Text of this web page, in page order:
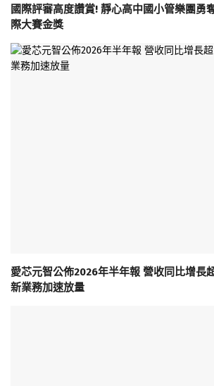
國際評審高度讚賞! 靜心高中國小管樂團勇
際大賽金獎
愛芯元智公佈2026年半年報 營收同比增長
新業務加速放量